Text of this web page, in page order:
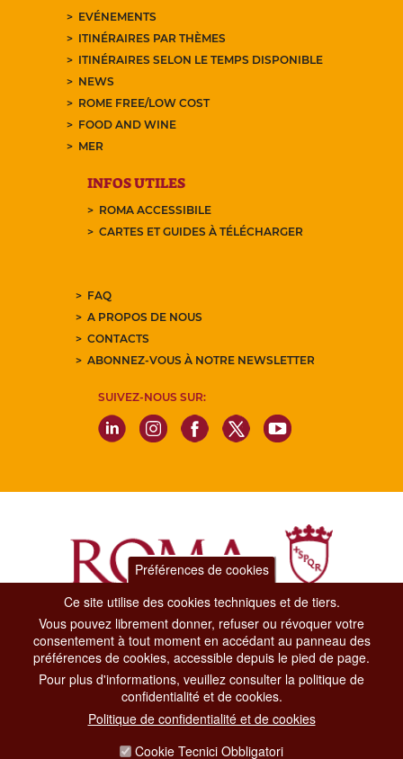
EVÉNEMENTS
ITINÉRAIRES PAR THÈMES
ITINÉRAIRES SELON LE TEMPS DISPONIBLE
NEWS
ROME FREE/LOW COST
FOOD AND WINE
MER
INFOS UTILES
ROMA ACCESSIBILE
CARTES ET GUIDES À TÉLÉCHARGER
FAQ
A PROPOS DE NOUS
CONTACTS
ABONNEZ-VOUS À NOTRE NEWSLETTER
SUIVEZ-NOUS SUR:
Dipartimento Grandi Eventi, Sport, Turismo e Moda.
Via di San Basilio, 51
00187 Roma
CONTACT CENTER TEL. 06 06 08
CONTATTA LA REDAZIONE
Préférences de cookies
Ce site utilise des cookies techniques et de tiers.
Vous pouvez librement donner, refuser ou révoquer votre
consentement à tout moment en accédant au panneau des
préférences de cookies, accessible depuis le pied de page.
Pour plus d'informations, veuillez consulter la politique de
confidentialité et de cookies.
Politique de confidentialité et de cookies
Cookie Tecnici Obbligatori